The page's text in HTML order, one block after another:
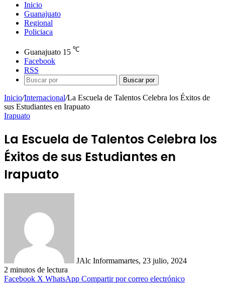
Inicio
Guanajuato
Regional
Policiaca
Guanajuato 15 ℃
Facebook
RSS
Buscar por
Inicio/Internacional/La Escuela de Talentos Celebra los Éxitos de
sus Estudiantes en Irapuato
Irapuato
La Escuela de Talentos Celebra los
Éxitos de sus Estudiantes en
Irapuato
JAlc Informamartes, 23 julio, 2024
2 minutos de lectura
Facebook X WhatsApp Compartir por correo electrónico